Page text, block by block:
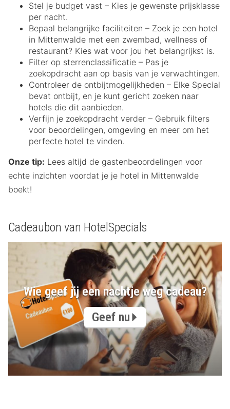
Stel je budget vast – Kies je gewenste prijsklasse
per nacht.
Bepaal belangrijke faciliteiten – Zoek je een hotel
in Mittenwalde met een zwembad, wellness of
restaurant? Kies wat voor jou het belangrijkst is.
Filter op sterrenclassificatie – Pas je
zoekopdracht aan op basis van je verwachtingen.
Controleer de ontbijtmogelijkheden – Elke Special
bevat ontbijt, en je kunt gericht zoeken naar
hotels die dit aanbieden.
Verfijn je zoekopdracht verder – Gebruik filters
voor beoordelingen, omgeving en meer om het
perfecte hotel te vinden.
Onze tip: Lees altijd de gastenbeoordelingen voor
echte inzichten voordat je je hotel in Mittenwalde
boekt!
Cadeaubon van HotelSpecials
Wie geef jij een nachtje weg cadeau?
Geef nu